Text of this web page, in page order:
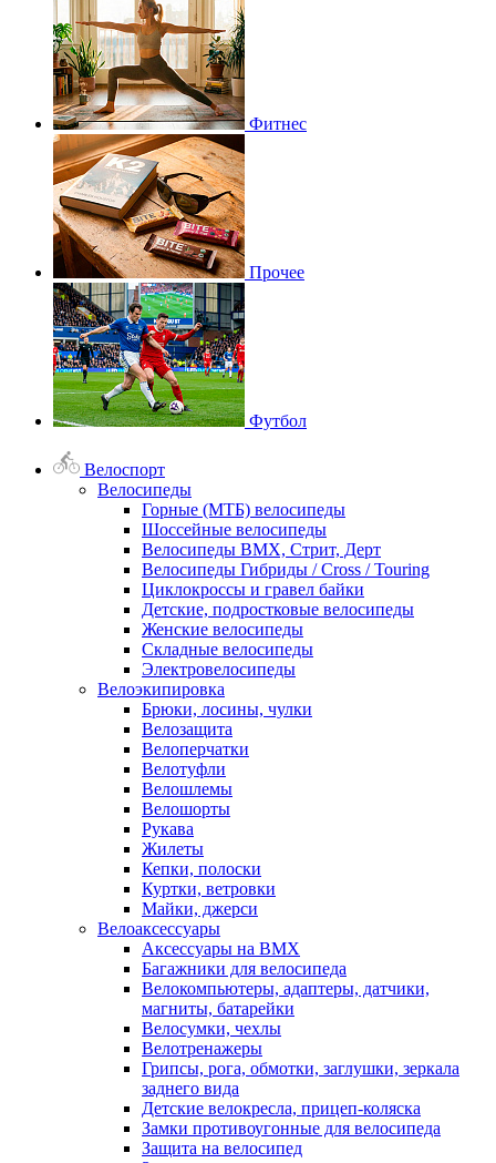
Фитнес
Прочее
Футбол
Велоспорт
Велосипеды
Горные (МТБ) велосипеды
Шоссейные велосипеды
Велосипеды BMX, Стрит, Дерт
Велосипеды Гибриды / Cross / Touring
Циклокроссы и гравел байки
Детские, подростковые велосипеды
Женские велосипеды
Складные велосипеды
Электровелосипеды
Велоэкипировка
Брюки, лосины, чулки
Велозащита
Велоперчатки
Велотуфли
Велошлемы
Велошорты
Рукава
Жилеты
Кепки, полоски
Куртки, ветровки
Майки, джерси
Велоаксессуары
Аксессуары на BMX
Багажники для велосипеда
Велокомпьютеры, адаптеры, датчики,
магниты, батарейки
Велосумки, чехлы
Велотренажеры
Грипсы, рога, обмотки, заглушки, зеркала
заднего вида
Детские велокресла, прицеп-коляска
Замки противоугонные для велосипеда
Защита на велосипед